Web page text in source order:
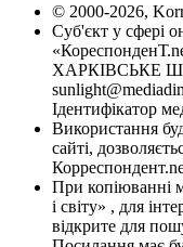
© 2000-2026,
Суб'єкт у сфері
ХАРКІВСЬКЕ
Ідентифікатор
Використання
сайті,
При копіюванні
і світу» , для
відкрите для